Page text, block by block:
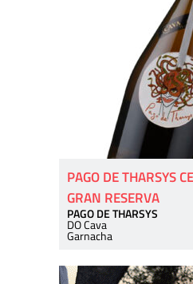
PAGO DE THARSYS
GRAN RESERVA
PAGO DE THARSYS
DO Cava
Garnacha